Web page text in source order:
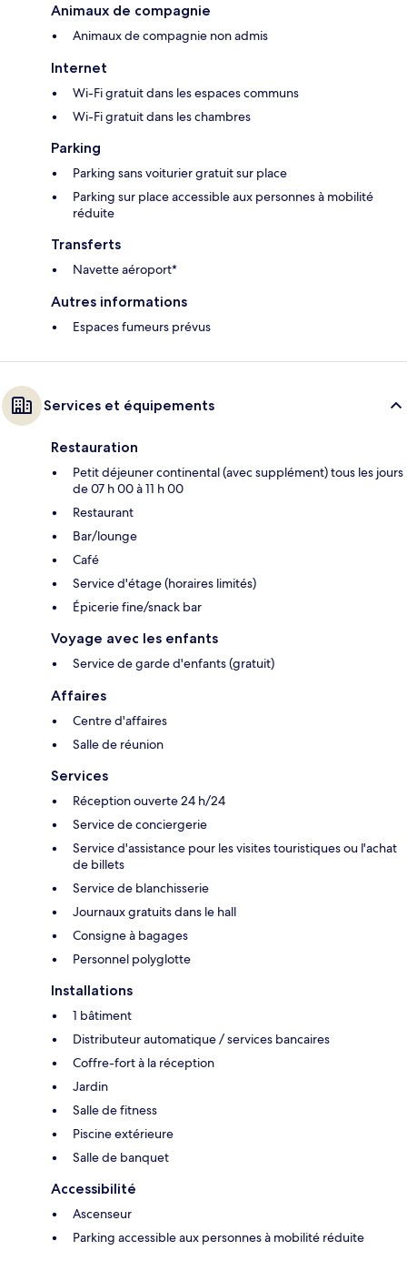
Animaux de compagnie
Animaux de compagnie non admis
Internet
Wi-Fi gratuit dans les espaces communs
Wi-Fi gratuit dans les chambres
Parking
Parking sans voiturier gratuit sur place
Parking sur place accessible aux personnes à mobilité
réduite
Transferts
Navette aéroport*
Autres informations
Espaces fumeurs prévus
Services et équipements
Restauration
Petit déjeuner continental (avec supplément) tous les jours
de 07 h 00 à 11 h 00
Restaurant
Bar/lounge
Café
Service d'étage (horaires limités)
Épicerie fine/snack bar
Voyage avec les enfants
Service de garde d'enfants (gratuit)
Affaires
Centre d'affaires
Salle de réunion
Services
Réception ouverte 24 h/24
Service de conciergerie
Service d'assistance pour les visites touristiques ou l'achat
de billets
Service de blanchisserie
Journaux gratuits dans le hall
Consigne à bagages
Personnel polyglotte
Installations
1 bâtiment
Distributeur automatique / services bancaires
Coffre-fort à la réception
Jardin
Salle de fitness
Piscine extérieure
Salle de banquet
Accessibilité
Ascenseur
Parking accessible aux personnes à mobilité réduite